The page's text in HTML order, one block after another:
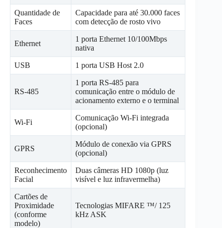
Quantidade de
Faces
Capacidade para até 30.000 faces
com detecção de rosto vivo
Ethernet
1 porta Ethernet 10/100Mbps
nativa
USB 1 porta USB Host 2.0
RS-485
1 porta RS-485 para
comunicação entre o módulo de
acionamento externo e o terminal
Wi-Fi
Comunicação Wi-Fi integrada
(opcional)
GPRS
Módulo de conexão via GPRS
(opcional)
Reconhecimento
Facial
Duas câmeras HD 1080p (luz
visível e luz infravermelha)
Cartões de
Proximidade
(conforme
modelo)
Tecnologias MIFARE ™/ 125
kHz ASK